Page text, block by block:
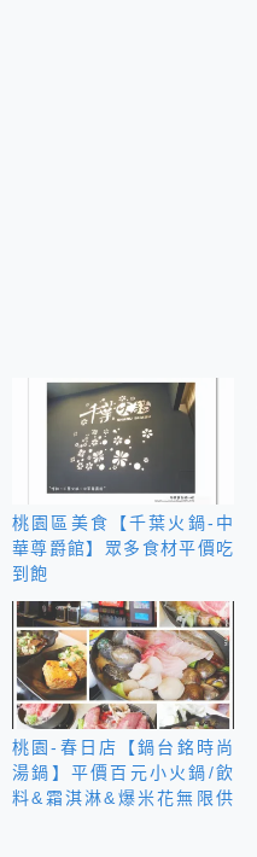
桃園區美食【千葉火鍋-中
華尊爵館】眾多食材平價吃
到飽
桃園-春日店【鍋台銘時尚
湯鍋】平價百元小火鍋/飲
料&霜淇淋&爆米花無限供